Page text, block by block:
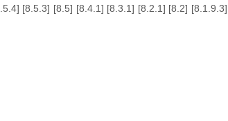
] [8.5.3] [8.5] [8.4.1] [8.3.1] [8.2.1] [8.2] [8.1.9.3]